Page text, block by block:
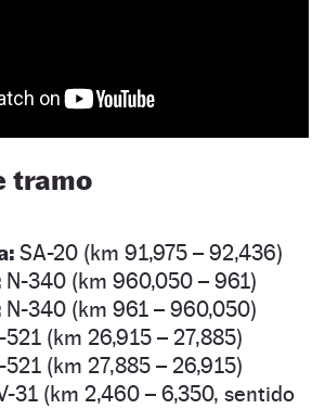
tramo
SA-20 (km 91,975 – 92,436)
N-340 (km 960,050 – 961)
N-340 (km 961 – 960,050)
521 (km 26,915 – 27,885)
521 (km 27,885 – 26,915)
31 (km 2,460 – 6,350, sentido